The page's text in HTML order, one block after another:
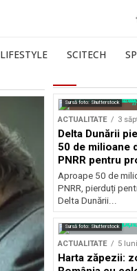
LIFESTYLE SCITECH
Sursă foto: Shutterstock
ACTUALITATE 3
Delta Dunării
50 de milioane
PNRR pentru
esențiale
Aproape 50 de
PNRR, pierduți
Delta Dunării...
Sursă foto: Shutterstock
ACTUALITATE 5
Harta zăpezii: